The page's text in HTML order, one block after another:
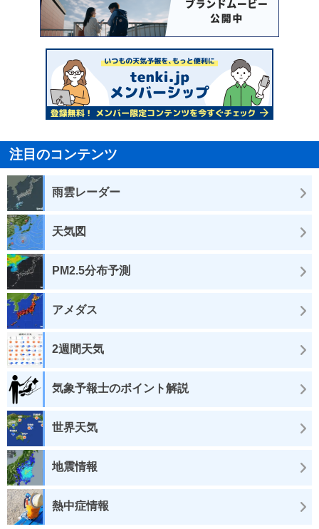
注目のコンテンツ
雨雲レーダー
天気図
PM2.5分布予測
アメダス
2週間天気
気象予報士のポイント解説
世界天気
地震情報
熱中症情報